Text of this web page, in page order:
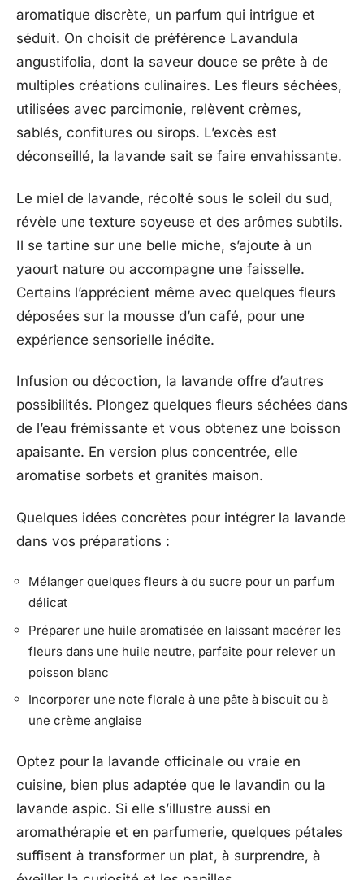
aromatique discrète, un parfum qui intrigue et
séduit. On choisit de préférence Lavandula
angustifolia, dont la saveur douce se prête à de
multiples créations culinaires. Les fleurs séchées,
utilisées avec parcimonie, relèvent crèmes,
sablés, confitures ou sirops. L’excès est
déconseillé, la lavande sait se faire envahissante.
Le miel de lavande, récolté sous le soleil du sud,
révèle une texture soyeuse et des arômes subtils.
Il se tartine sur une belle miche, s’ajoute à un
yaourt nature ou accompagne une faisselle.
Certains l’apprécient même avec quelques fleurs
déposées sur la mousse d’un café, pour une
expérience sensorielle inédite.
Infusion ou décoction, la lavande offre d’autres
possibilités. Plongez quelques fleurs séchées dans
de l’eau frémissante et vous obtenez une boisson
apaisante. En version plus concentrée, elle
aromatise sorbets et granités maison.
Quelques idées concrètes pour intégrer la lavande
dans vos préparations :
Mélanger quelques fleurs à du sucre pour un parfum
délicat
Préparer une huile aromatisée en laissant macérer les
fleurs dans une huile neutre, parfaite pour relever un
poisson blanc
Incorporer une note florale à une pâte à biscuit ou à
une crème anglaise
Optez pour la lavande officinale ou vraie en
cuisine, bien plus adaptée que le lavandin ou la
lavande aspic. Si elle s’illustre aussi en
aromathérapie et en parfumerie, quelques pétales
suffisent à transformer un plat, à surprendre, à